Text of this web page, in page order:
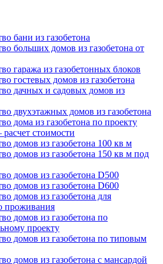
бани из газобетона
больших домов из газобетона от
гаража из газобетонных блоков
гостевых домов из газобетона
дачных и садовых домов из
двухэтажных домов из газобетона
дома из газобетона по проекту
стоимости
домов из газобетона 100 кв м
домов из газобетона 150 кв м под
домов из газобетона D500
домов из газобетона D600
домов из газобетона для
проживания
домов из газобетона по
проекту
домов из газобетона по типовым
домов из газобетона с мансардой